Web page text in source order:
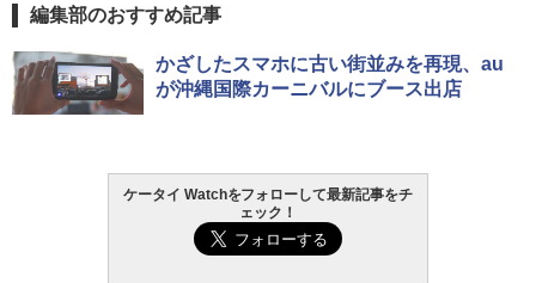
編集部のおすすめ記事
かざしたスマホに古い街並みを再現、au
が沖縄国際カーニバルにブース出店
ケータイ Watchをフォローして最新記事をチ
ェック！